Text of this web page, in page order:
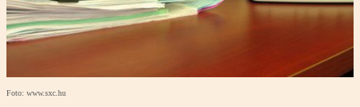
Foto: www.sxc.hu